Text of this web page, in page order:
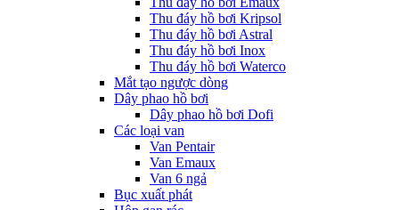
Thu đáy hồ bơi Kripsol
Thu đáy hồ bơi Astral
Thu đáy hồ bơi Inox
Thu đáy hồ bơi Waterco
Mắt tạo ngược dòng
Dây phao hồ bơi
Dây phao hồ bơi Dofi
Các loại van
Van Pentair
Van Emaux
Van 6 ngả
Bục xuất phát